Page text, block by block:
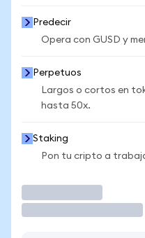
Predecir
Opera con GUSD y
Perpetuos
Largos o cortos en
hasta 50x.
Staking
Pon tu cripto a